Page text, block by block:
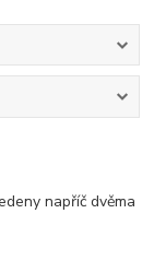
napříč dvěma